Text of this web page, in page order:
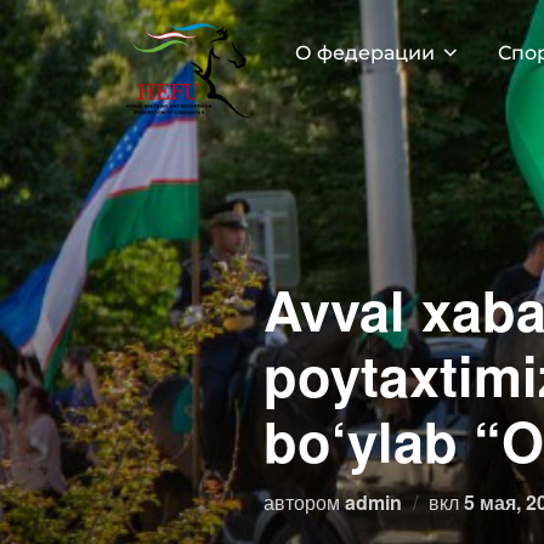
Перейти
к
содержимому
О федерации
Avval
bo‘ylab
авторомadmin вкл5 мая,